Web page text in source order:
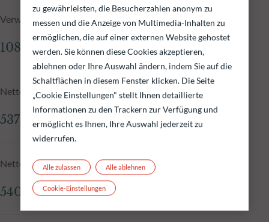
Verwaltetes Fondsvolumen zum 16.12.2025
108,19 Mio.€
Nettoinventarwert zum 16.12.2025
537,77 €
Nettoinventarwert N-1
540,76 €
zu gewährleisten, die Besucherzahlen anonym zu
messen und die Anzeige von Multimedia-Inhalten zu
ermöglichen, die auf einer externen Website gehostet
werden. Sie können diese Cookies akzeptieren,
ablehnen oder Ihre Auswahl ändern, indem Sie auf die
Schaltflächen in diesem Fenster klicken. Die Seite
„Cookie Einstellungen" stellt Ihnen detaillierte
Informationen zu den Trackern zur Verfügung und
ermöglicht es Ihnen, Ihre Auswahl jederzeit zu
widerrufen.
Alle ablehnen
Alle zulassen
Cookie-Einstellungen